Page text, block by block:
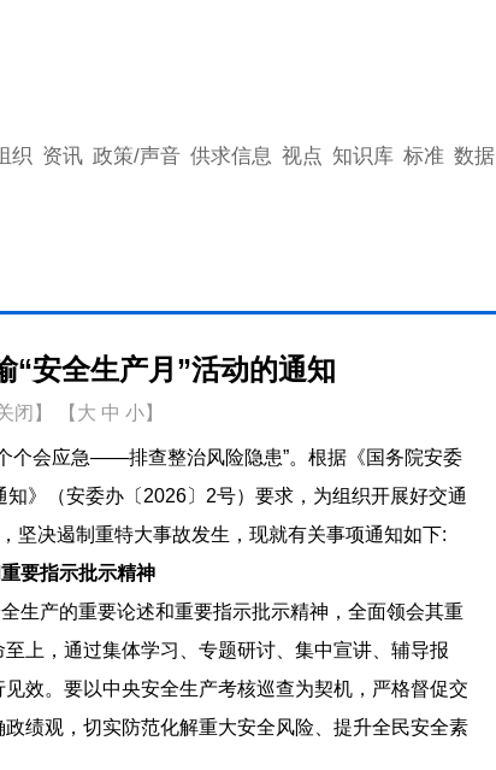
织 资讯 政策/声音 供求信息 视点 知识库 标准 数据
“安全生产月”活动的通知
闭】 【 大 中 小】
个会应急——排查整治风险隐患”。根据《国务院安委
》（安委办〔2026〕2号）要求，为组织开展好交通
坚决遏制重特大事故发生，现就有关事项通知如下:
要指示批示精神
生产的重要论述和重要指示批示精神，全面领会其重
上，通过集体学习、专题研讨、集中宣讲、辅导报
效。要以中央安全生产考核巡查为契机，严格督促交
绩观，切实防范化解重大安全风险、提升全民安全素